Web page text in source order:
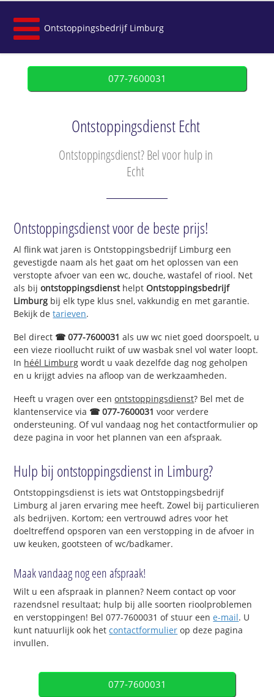
Ontstoppingsbedrijf Limburg
077-7600031
Ontstoppingsdienst Echt
Ontstoppingsdienst? Bel voor hulp in
Echt
Ontstoppingsdienst voor de beste prijs!
Al flink wat jaren is Ontstoppingsbedrijf Limburg een
gevestigde naam als het gaat om het oplossen van een
verstopte afvoer van een wc, douche, wastafel of riool. Net
als bijontstoppingsdiensthelptOntstoppingsbedrijf
Limburg bij elk type klus snel, vakkundig en met garantie.
Bekijk detarieven.
Bel direct ☎ 077-7600031 als uw wc niet goed doorspoelt, u
een vieze rioollucht ruikt of uw wasbak snel vol water loopt.
In héél Limburg wordt u vaak dezelfde dag nog geholpen
en u krijgt advies na afloop van de werkzaamheden.
Heeft u vragen over eenontstoppingsdienst? Bel met de
klantenservice via ☎ 077-7600031 voor verdere
ondersteuning. Of vul vandaag nog het contactformulier op
deze pagina in voor het plannen van een afspraak.
Hulp bij ontstoppingsdienst in Limburg?
Ontstoppingsdienst is iets wat Ontstoppingsbedrijf
Limburg al jaren ervaring mee heeft. Zowel bij particulieren
als bedrijven. Kortom; een vertrouwd adres voor het
doeltreffend opsporen van een verstopping in de afvoer in
uw keuken, gootsteen of wc/badkamer.
Maak vandaag nog een afspraak!
Wilt u een afspraak in plannen? Neem contact op voor
razendsnel resultaat; hulp bij alle soorten rioolproblemen
en verstoppingen! Bel 077-7600031 of stuur eene-mail. U
kunt natuurlijk ook hetcontactformulier op deze pagina
invullen.
077-7600031